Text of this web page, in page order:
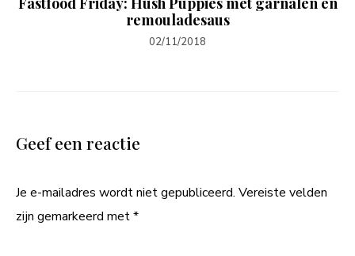
remouladesaus
02/11/2018
Geef een reactie
Je e-mailadres wordt niet gepubliceerd. Vereiste velden
zijn gemarkeerd met*